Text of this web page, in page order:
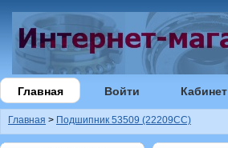
Главная Войти Кабинет
Главная > Подшипник 53509 (22209CC)